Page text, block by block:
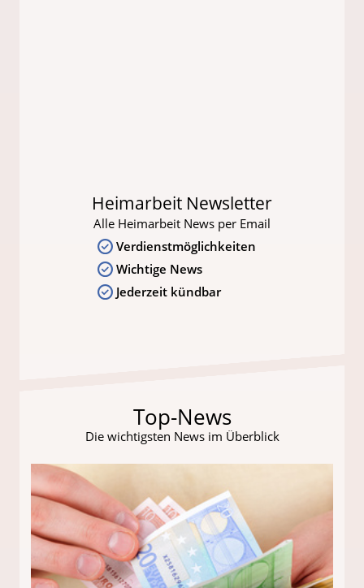
Heimarbeit Newsletter
Alle Heimarbeit News per Email
Verdienstmöglichkeiten
Wichtige News
Jederzeit kündbar
Top-News
Die wichtigsten News im Überblick